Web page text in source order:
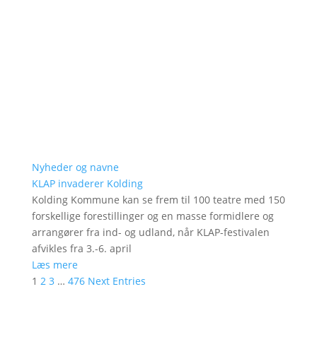
Nyheder og navne
KLAP invaderer Kolding
Kolding Kommune kan se frem til 100 teatre med 150
forskellige forestillinger og en masse formidlere og
arrangører fra ind- og udland, når KLAP-festivalen
afvikles fra 3.-6. april
Læs mere
1 2 3 … 476 Next Entries